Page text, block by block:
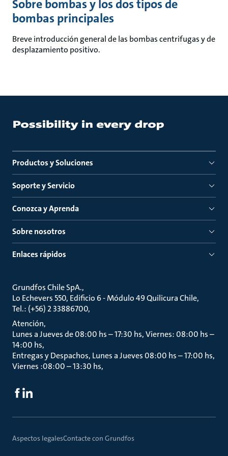
Sobre bombas y los dos tipos de
bombas principales
Breve introducción general de las bombas centrifugas y de
desplazamiento positivo.
Productos y Soluciones
Soporte y Servicio
Conozca y Aprenda
Sobre nosotros
Enlaces rápidos
Grundfos Chile SpA.
Lo Echevers 550, Edificio 6 - Módulo 49 Quilicura Chile
Tel.: (+56) 2 33886700
Atención
Lunes a Jueves de 08:00 hs – 17:30 hs, Viernes: 08:00 hs –
14:00 hs
Entregas y Despachos, Lunes a Jueves 08:00 hs – 17:00 hs,
Viernes :08:00 – 13:30 hs
Aspectos legalesContacte con Grundfos